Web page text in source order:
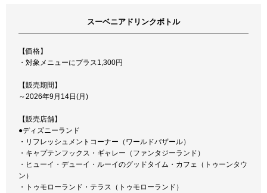
スーベニアドリンクボトル
【価格】
・対象メニューにプラス1,300円
【販売期間】
～2026年9月14日(月)
【販売店舗】
●ディズニーランド
・リフレッシュメントコーナー（ワールドバザール）
・キャプテンフックス・ギャレー（ファンタジーランド）
・ヒューイ・デューイ・ルーイのグッドタイム・カフェ（トゥーンタウ
ン）
・トゥモローランド・テラス（トゥモローランド）